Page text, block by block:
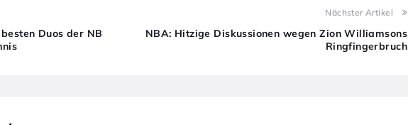
Duos der NB
Nächster Artikel
NBA: Hitzige Diskussionen wegen Zion Williamsons
Ringfingerbruch